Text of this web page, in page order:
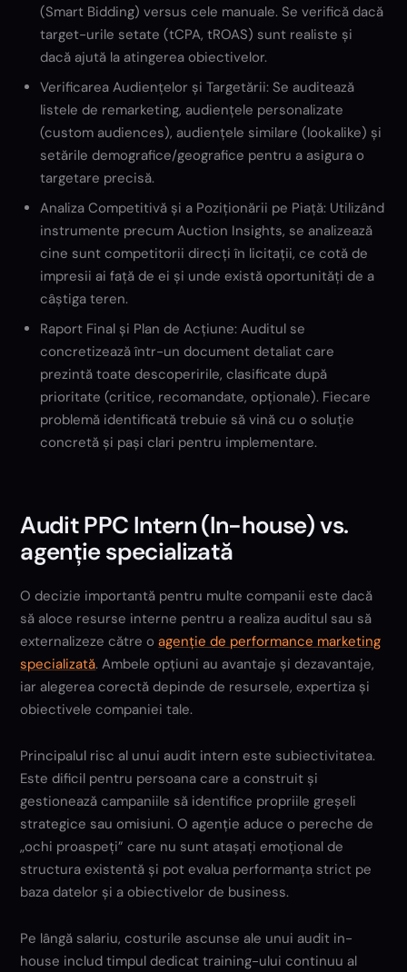
(Smart Bidding) versus cele manuale. Se verifică dacă
target-urile setate (tCPA, tROAS) sunt realiste și
dacă ajută la atingerea obiectivelor.
Verificarea Audiențelor și Targetării: Se auditează
listele de remarketing, audiențele personalizate
(custom audiences), audiențele similare (lookalike) și
setările demografice/geografice pentru a asigura o
targetare precisă.
Analiza Competitivă și a Poziționării pe Piață: Utilizând
instrumente precum Auction Insights, se analizează
cine sunt competitorii direcți în licitații, ce cotă de
impresii ai față de ei și unde există oportunități de a
câștiga teren.
Raport Final și Plan de Acțiune: Auditul se
concretizează într-un document detaliat care
prezintă toate descoperirile, clasificate după
prioritate (critice, recomandate, opționale). Fiecare
problemă identificată trebuie să vină cu o soluție
concretă și pași clari pentru implementare.
Audit PPC Intern (In-house) vs.
agenție specializată
O decizie importantă pentru multe companii este dacă
să aloce resurse interne pentru a realiza auditul sau să
externalizeze către oagenție de performance marketing
specializată. Ambele opțiuni au avantaje și dezavantaje,
iar alegerea corectă depinde de resursele, expertiza și
obiectivele companiei tale.
Principalul risc al unui audit intern este subiectivitatea.
Este dificil pentru persoana care a construit și
gestionează campaniile să identifice propriile greșeli
strategice sau omisiuni. O agenție aduce o pereche de
„ochi proaspeți” care nu sunt atașați emoțional de
structura existentă și pot evalua performanța strict pe
baza datelor și a obiectivelor de business.
Pe lângă salariu, costurile ascunse ale unui audit in-
house includ timpul dedicat training-ului continuu al